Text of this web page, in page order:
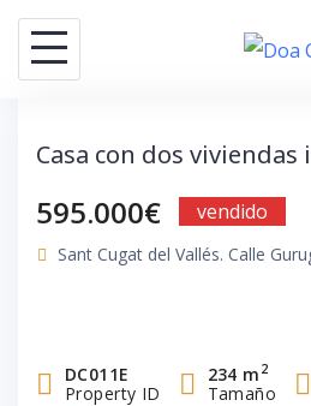
Saltar
contenido
Casa con dos
595.000€ vendido
Sant Cugat del Vallés. Calle
DC011E
Property ID
234 m 2
Tamaño